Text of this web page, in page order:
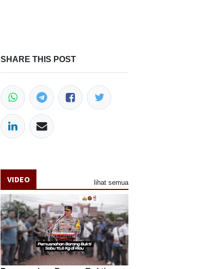
SHARE THIS POST
VIDEO lihat semua